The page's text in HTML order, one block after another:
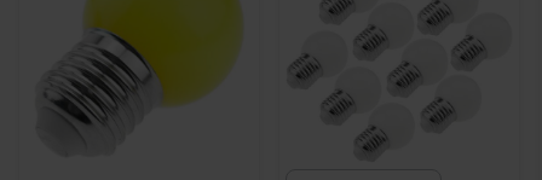
+
LED Neon Flex LNF
+
LED zaklampen
LED vloerlamp
+